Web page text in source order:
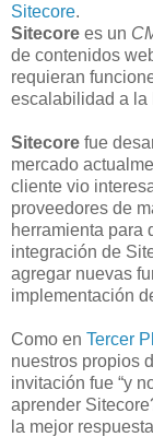
Sitecore.
Sitecore es un
de contenidos
requieran
escalabilidad a la
Sitecore fue
mercado
cliente vio
proveedores de
herramienta para
integración de
agregar nuevas
implementación
Como en Tercer
nuestros propios
invitación fue “y
aprender
la mejor